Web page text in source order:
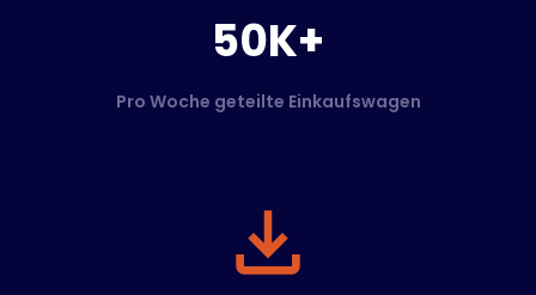
50K+
Pro Woche geteilte Einkaufswagen